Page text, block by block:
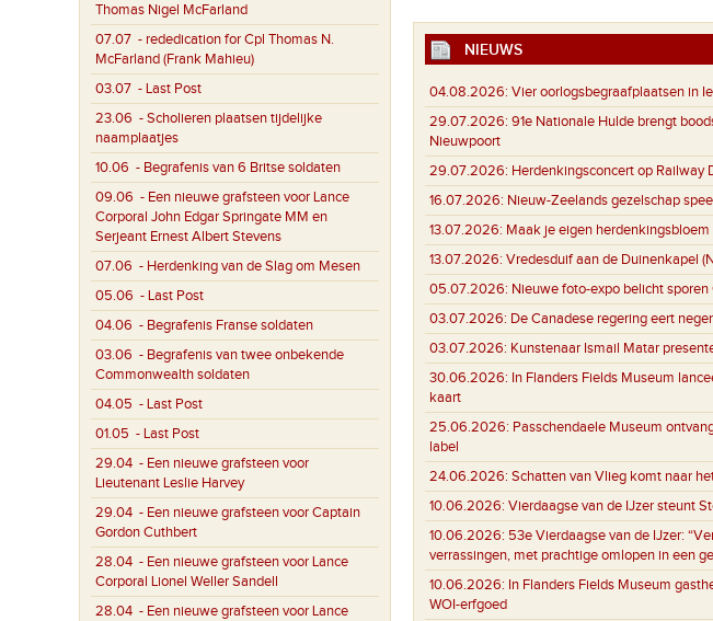
Thomas Nigel McFarland
07.07 - rededication for Cpl Thomas N.
McFarland (Frank Mahieu)
03.07 - Last Post
23.06 - Scholieren plaatsen tijdelijke
naamplaatjes
10.06 - Begrafenis van 6 Britse soldaten
09.06 - Een nieuwe grafsteen voor Lance
Corporal John Edgar Springate MM en
Serjeant Ernest Albert Stevens
07.06 - Herdenking van de Slag om Mesen
05.06 - Last Post
04.06 - Begrafenis Franse soldaten
03.06 - Begrafenis van twee onbekende
Commonwealth soldaten
04.05 - Last Post
01.05 - Last Post
29.04 - Een nieuwe grafsteen voor
Lieutenant Leslie Harvey
29.04 - Een nieuwe grafsteen voor Captain
Gordon Cuthbert
28.04 - Een nieuwe grafsteen voor Lance
Corporal Lionel Weller Sandell
28.04 - Een nieuwe grafsteen voor Lance
NIEUWS
04.08.2026: Vier oorlogsbegraafplaatsen in
29.07.2026: 91e Nationale Hulde brengt
Nieuwpoort
29.07.2026: Herdenkingsconcert op Railway
16.07.2026: Nieuw-Zeelands gezelschap
13.07.2026: Maak je eigen
13.07.2026: Vredesduif aan de Duinenkapel
05.07.2026: Nieuwe foto-expo belicht sporen
03.07.2026: De Canadese regering eert
03.07.2026: Kunstenaar Ismail Matar
30.06.2026: In Flanders Fields Museum
kaart
25.06.2026: Passchendaele Museum
label
24.06.2026: Schatten van Vlieg komt naar
10.06.2026: Vierdaagse van de IJzer steunt
10.06.2026: 53e Vierdaagse van de IJzer:
verrassingen, met prachtige omlopen in een
10.06.2026: In Flanders Fields Museum
WOI-erfgoed